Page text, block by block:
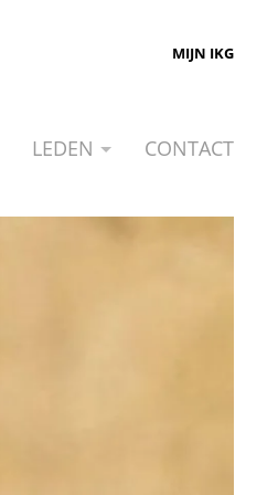
MIJN IKG
LEDEN CONTACT